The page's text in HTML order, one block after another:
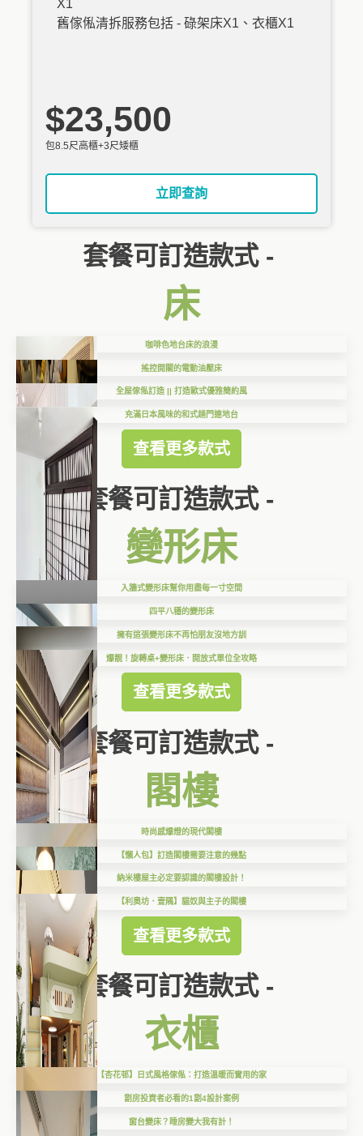
X1
舊傢俬清拆服務包括 - 碌架床X1、衣櫃X1
$23,500
包8.5尺高櫃+3尺矮櫃
立即查詢
套餐可訂造款式 -
床
咖啡色地台床的浪漫
搖控開關的電動油壓床
全屋傢俬訂造 || 打造歐式優雅簡約風
充滿日本風味的和式趟門連地台
查看更多款式
套餐可訂造款式 -
變形床
入牆式變形床幫你用盡每一寸空間
四平八穩的變形床
擁有這張變形床不再怕朋友沒地方訓
爆靚！旋轉桌+變形床．開放式單位全攻略
查看更多款式
套餐可訂造款式 -
閣樓
時尚感爆燈的現代閣樓
【懶人包】訂造閣樓需要注意的幾點
納米樓屋主必定要認識的閣樓設計！
【利奧坊．壹隅】貓奴與主子的閣樓
查看更多款式
套餐可訂造款式 -
衣櫃
【杏花邨】日式風格傢俬：打造溫暖而實用的家
劏房投資者必看的1劏4設計案例
窗台變床？睡房變大我有計！